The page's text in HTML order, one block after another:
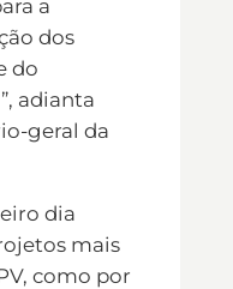
a
dos
do
adianta
geral da
dia
mais
como por